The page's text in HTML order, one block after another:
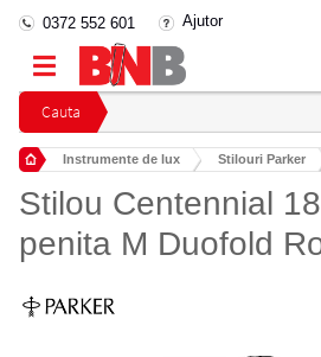
Cauta
0372 552 601 Ajutor
Instrumente de lux Stilouri Parker
Stilou Centennial
penita M Duofold